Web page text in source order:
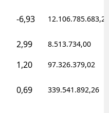
-6,93 12.106.785.683,20
2,99 8.513.734,00
1,20 97.326.379,02
0,69 339.541.892,26